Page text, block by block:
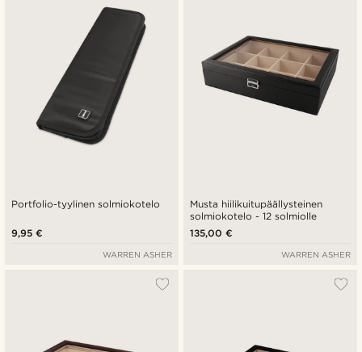
Portfolio-tyylinen solmiokotelo
9,95 €
WARREN ASHER
Musta hiilikuitupäällysteinen
solmiokotelo - 12 solmiolle
135,00 €
WARREN ASHER